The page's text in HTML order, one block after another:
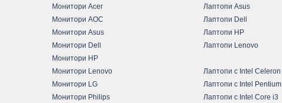
Монитори Acer
Монитори AOC
Монитори Asus
Монитори Dell
Монитори HP
Монитори Lenovo
Монитори LG
Монитори Philips
Лаптопи Asus
Лаптопи Dell
Лаптопи HP
Лаптопи Lenovo
Лаптопи с Intel Celeron
Лаптопи с Intel Pentium
Лаптопи с Intel Core i3